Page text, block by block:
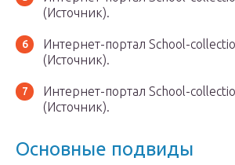
(Источник).
Интернет-портал School-
(Источник).
Интернет-портал School-
(Источник).
Основные подвиды